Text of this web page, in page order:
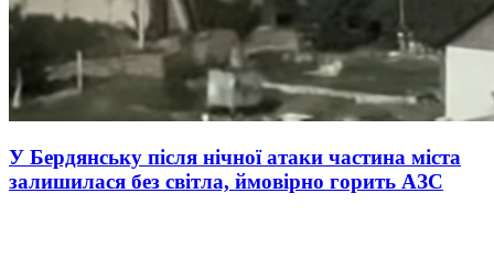
У Бердянську після нічної атаки частина міста
залишилася без світла, ймовірно горить АЗС